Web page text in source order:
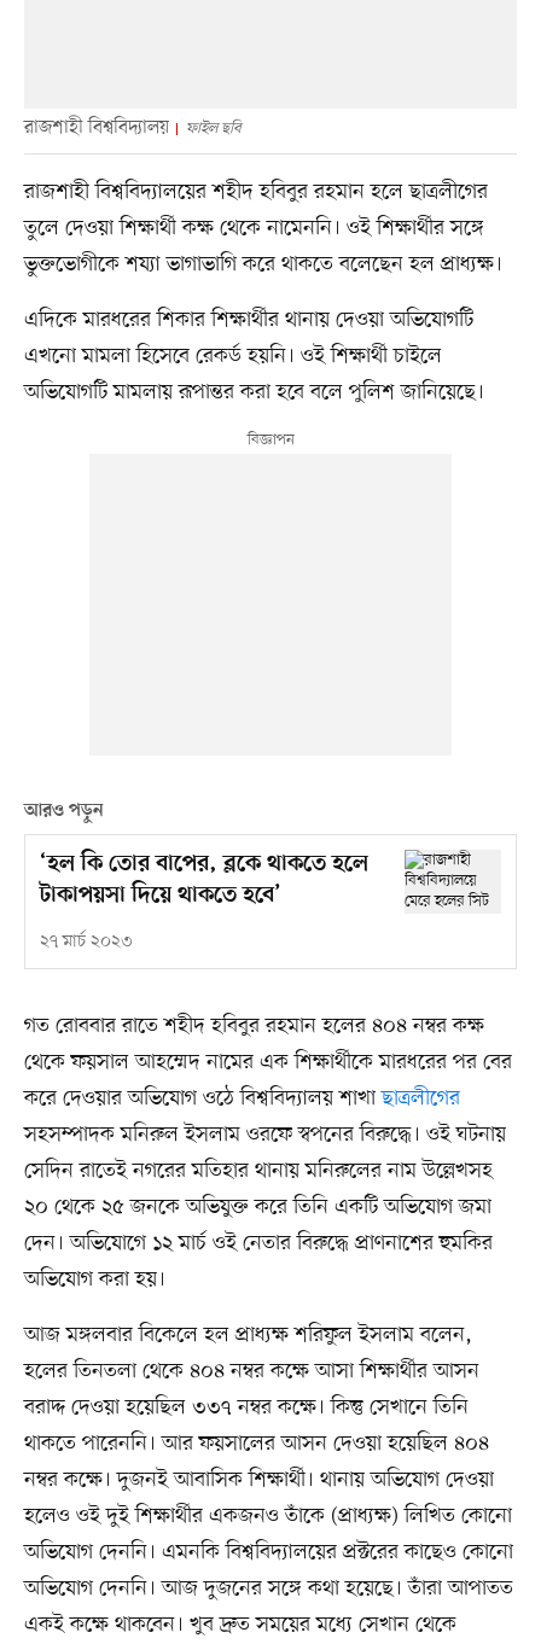
রাজশাহী বিশ্ববিদ্যালয় ফাইল ছবি
রাজশাহী বিশ্ববিদ্যালয়ের শহীদ হবিবুর রহমান হলে ছাত্রলীগের
তুলে দেওয়া শিক্ষার্থী কক্ষ থেকে নামেননি। ওই শিক্ষার্থীর সঙ্গে
ভুক্তভোগীকে শয্যা ভাগাভাগি করে থাকতে বলেছেন হল প্রাধ্যক্ষ।
এদিকে মারধরের শিকার শিক্ষার্থীর থানায় দেওয়া অভিযোগটি
এখনো মামলা হিসেবে রেকর্ড হয়নি। ওই শিক্ষার্থী চাইলে
অভিযোগটি মামলায় রূপান্তর করা হবে বলে পুলিশ জানিয়েছে।
আরও পড়ুন
‘হল কি তোর বাপের, ব্লকে থাকতে হলে
টাকাপয়সা দিয়ে থাকতে হবে’
২৭ মার্চ ২০২৩
গত রোববার রাতে শহীদ হবিবুর রহমান হলের ৪০৪ নম্বর কক্ষ
থেকে ফয়সাল আহম্মেদ নামের এক শিক্ষার্থীকে মারধরের পর বের
করে দেওয়ার অভিযোগ ওঠে বিশ্ববিদ্যালয় শাখাছাত্রলীগের
সহসম্পাদক মনিরুল ইসলাম ওরফে স্বপনের বিরুদ্ধে। ওই ঘটনায়
সেদিন রাতেই নগরের মতিহার থানায় মনিরুলের নাম উল্লেখসহ
২০ থেকে ২৫ জনকে অভিযুক্ত করে তিনি একটি অভিযোগ জমা
দেন। অভিযোগে ১২ মার্চ ওই নেতার বিরুদ্ধে প্রাণনাশের হুমকির
অভিযোগ করা হয়।
আজ মঙ্গলবার বিকেলে হল প্রাধ্যক্ষ শরিফুল ইসলাম বলেন,
হলের তিনতলা থেকে ৪০৪ নম্বর কক্ষে আসা শিক্ষার্থীর আসন
বরাদ্দ দেওয়া হয়েছিল ৩৩৭ নম্বর কক্ষে। কিন্তু সেখানে তিনি
থাকতে পারেননি। আর ফয়সালের আসন দেওয়া হয়েছিল ৪০৪
নম্বর কক্ষে। দুজনই আবাসিক শিক্ষার্থী। থানায় অভিযোগ দেওয়া
হলেও ওই দুই শিক্ষার্থীর একজনও তাঁকে (প্রাধ্যক্ষ) লিখিত কোনো
অভিযোগ দেননি। এমনকি বিশ্ববিদ্যালয়ের প্রক্টরের কাছেও কোনো
অভিযোগ দেননি। আজ দুজনের সঙ্গে কথা হয়েছে। তাঁরা আপাতত
একই কক্ষে থাকবেন। খুব দ্রুত সময়ের মধ্যে সেখান থেকে